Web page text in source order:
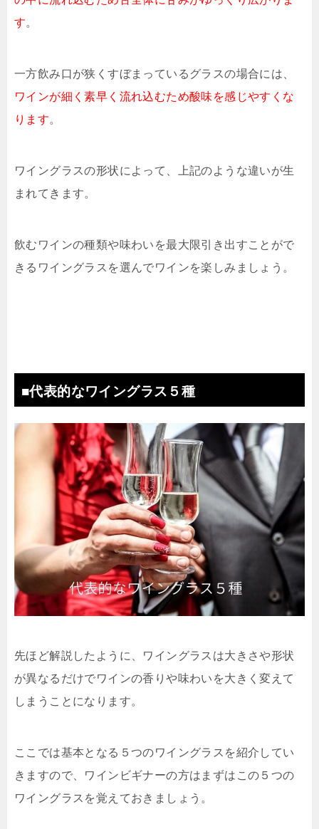
す。
一方飲み口が狭くすぼまっているグラスの場合には、
ワインが細く素早く流れ込むため酸味を感じやすくな
ります。
ワイングラスの形状によって、上記のような違いが生
まれてきます。
飲むワインの種類や味わいを最大限引き出すことがで
きるワイングラスを選んでワインを楽しみましょう。
■代表的なワイングラス５種
先ほど解説したように、ワイングラスは大きさや形状
が異なるだけでワインの香りや味わいを大きく変えて
しまうことになります。
ここでは基本となる５つのワイングラスを紹介してい
きますので、ワインビギナーの方はまずはこの５つの
ワイングラスを覚えておきましょう。